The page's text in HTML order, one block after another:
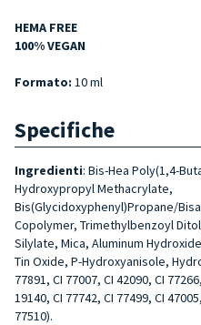
HEMA FREE
100% VEGAN
Formato: 10 ml
Specifiche
Ingredienti: Bis-Hea Poly(1,4-
Hydroxypropyl Methacrylate,
Bis(Glycidoxyphenyl)Propane/
Copolymer, Trimethylbenzoyl
Silylate, Mica, Aluminum
Tin Oxide, P-Hydroxyanisole,
77891, CI 77007, CI 42090, CI
19140, CI 77742, CI 77499, CI
77510).